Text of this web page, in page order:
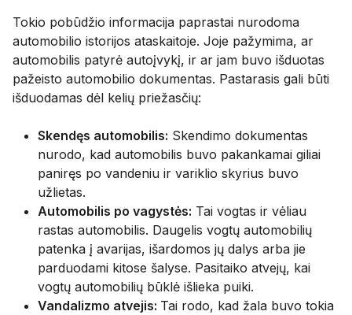
Tokio pobūdžio informacija paprastai nurodoma
automobilio istorijos ataskaitoje. Joje pažymima, ar
automobilis patyrė autoįvykį, ir ar jam buvo išduotas
pažeisto automobilio dokumentas. Pastarasis gali būti
išduodamas dėl kelių priežasčių:
Skendęs automobilis: Skendimo dokumentas
nurodo, kad automobilis buvo pakankamai giliai
paniręs po vandeniu ir variklio skyrius buvo
užlietas.
Automobilis po vagystės: Tai vogtas ir vėliau
rastas automobilis. Daugelis vogtų automobilių
patenka į avarijas, išardomos jų dalys arba jie
parduodami kitose šalyse. Pasitaiko atvejų, kai
vogtų automobilių būklė išlieka puiki.
Vandalizmo atvejis: Tai rodo, kad žala buvo tokia